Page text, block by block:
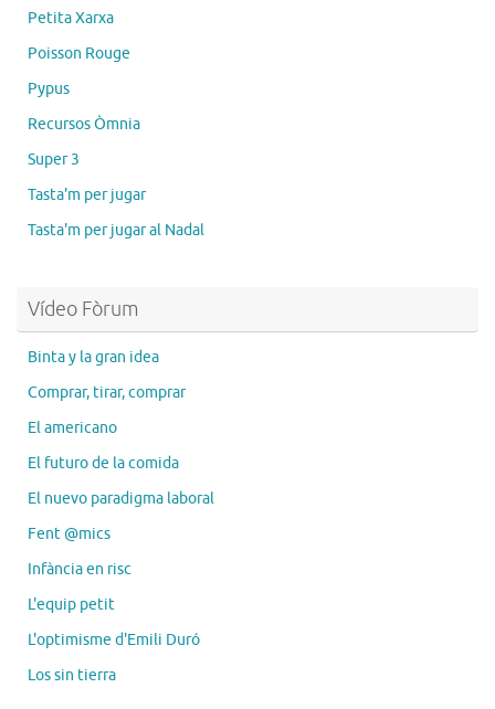
Petita Xarxa
Poisson Rouge
Pypus
Recursos Òmnia
Super 3
Tasta'm per jugar
Tasta'm per jugar al Nadal
Vídeo Fòrum
Binta y la gran idea
Comprar, tirar, comprar
El americano
El futuro de la comida
El nuevo paradigma laboral
Fent @mics
Infància en risc
L'equip petit
L'optimisme d'Emili Duró
Los sin tierra